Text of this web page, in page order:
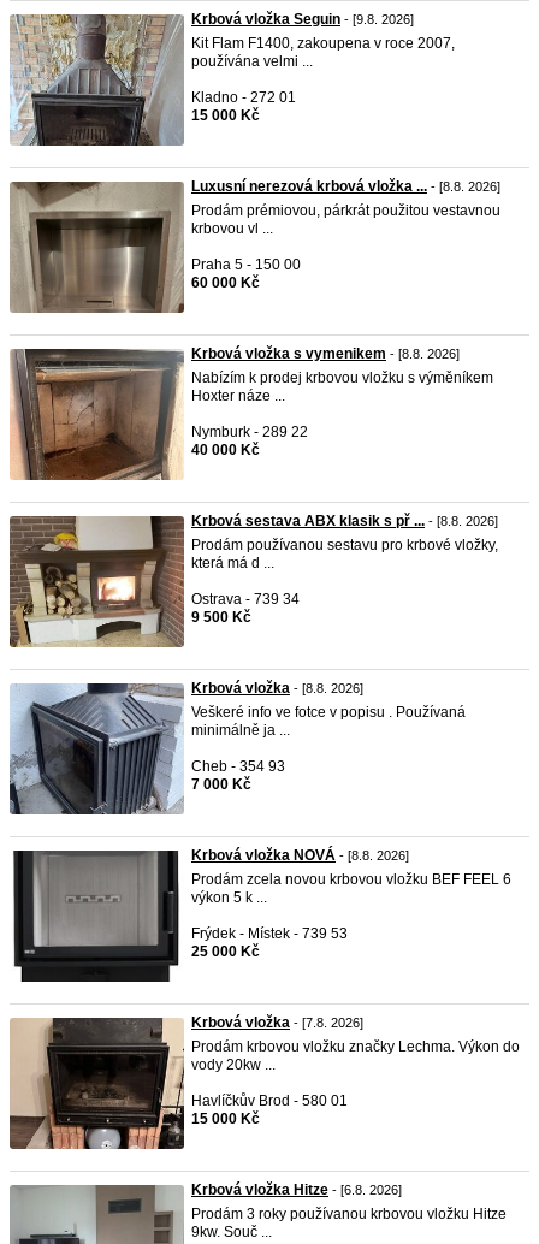
Krbová vložka Seguin - [9.8. 2026]
Kit Flam F1400, zakoupena v roce 2007,
používána velmi ...
Kladno - 272 01
15 000 Kč
Luxusní nerezová krbová vložka ... - [8.8. 2026]
Prodám prémiovou, párkrát použitou vestavnou
krbovou vl ...
Praha 5 - 150 00
60 000 Kč
Krbová vložka s vymenikem - [8.8. 2026]
Nabízím k prodej krbovou vložku s výměníkem
Hoxter náze ...
Nymburk - 289 22
40 000 Kč
Krbová sestava ABX klasik s př ... - [8.8. 2026]
Prodám používanou sestavu pro krbové vložky,
která má d ...
Ostrava - 739 34
9 500 Kč
Krbová vložka - [8.8. 2026]
Veškeré info ve fotce v popisu . Používaná
minimálně ja ...
Cheb - 354 93
7 000 Kč
Krbová vložka NOVÁ - [8.8. 2026]
Prodám zcela novou krbovou vložku BEF FEEL 6
výkon 5 k ...
Frýdek - Místek - 739 53
25 000 Kč
Krbová vložka - [7.8. 2026]
Prodám krbovou vložku značky Lechma. Výkon do
vody 20kw ...
Havlíčkův Brod - 580 01
15 000 Kč
Krbová vložka Hitze - [6.8. 2026]
Prodám 3 roky používanou krbovou vložku Hitze
9kw. Souč ...